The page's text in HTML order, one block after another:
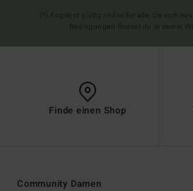
Finde einen Shop
Community Damen